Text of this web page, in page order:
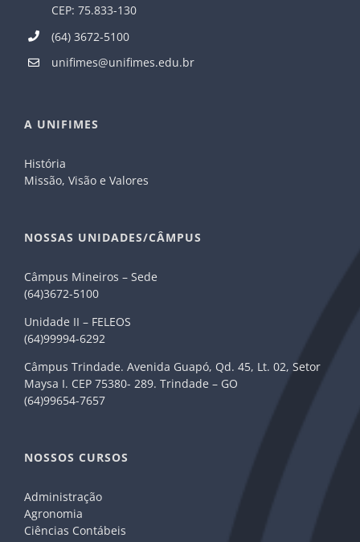
CEP: 75.833-130
(64) 3672-5100
unifimes@unifimes.edu.br
A UNIFIMES
História
Missão, Visão e Valores
NOSSAS UNIDADES/CÂMPUS
Câmpus Mineiros – Sede
(64)3672-5100
Unidade II – FELEOS
(64)99994-6292
Câmpus Trindade. Avenida Guapó, Qd. 45, Lt. 02, Setor
Maysa I. CEP 75380- 289. Trindade – GO
(64)99654-7657
NOSSOS CURSOS
Administração
Agronomia
Ciências Contábeis